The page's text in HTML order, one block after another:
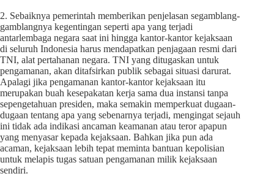
2. Sebaiknya pemerintah memberikan penjelasan segamblang-
gamblangnya kegentingan seperti apa yang terjadi
antarlembaga negara saat ini hingga kantor-kantor kejaksaan
di seluruh Indonesia harus mendapatkan penjagaan resmi dari
TNI, alat pertahanan negara. TNI yang ditugaskan untuk
pengamanan, akan ditafsirkan publik sebagai situasi darurat.
Apalagi jika pengamanan kantor-kantor kejaksaan itu
merupakan buah kesepakatan kerja sama dua instansi tanpa
sepengetahuan presiden, maka semakin memperkuat dugaan-
dugaan tentang apa yang sebenarnya terjadi, mengingat sejauh
ini tidak ada indikasi ancaman keamanan atau teror apapun
yang menyasar kepada kejaksaan. Bahkan jika pun ada
acaman, kejaksaan lebih tepat meminta bantuan kepolisian
untuk melapis tugas satuan pengamanan milik kejaksaan
sendiri.